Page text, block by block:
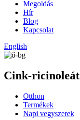
Megoldás
Hír
Blog
Kapcsolat
English
Cink-ricinoleát
Otthon
Termékek
Napi vegyszerek